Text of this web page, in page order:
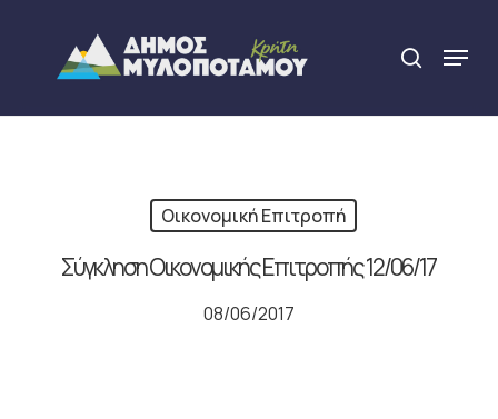
content
search
Menu
Οικονομική Επιτροπή
Σύγκληση Οικονομικής Επιτροπής 12/06/17
08/06/2017
Close